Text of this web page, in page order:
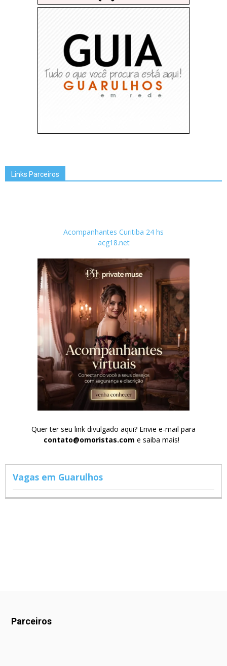
Links Parceiros
Acompanhantes Curitiba 24 hs
acg18.net
Quer ter seu link divulgado aqui? Envie e-mail para
contato@omoristas.com e saiba mais!
Vagas em Guarulhos
Parceiros